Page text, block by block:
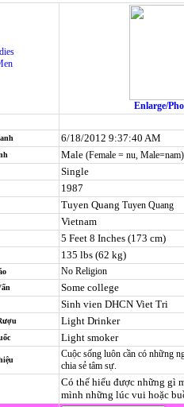
Enlarge/
6/18/2012 9:37:40 AM
Male (Female = nu, Male=nam)
Single
1987
Tuyen Quang Tuyen Quang
Vietnam
5 Feet 8 Inches (173 cm)
135 lbs (62 kg)
No Religion
Some college
Sinh vien DHCN Viet Tri
Light Drinker
Light smoker
Cuộc sống luôn cần có những
chia sẻ tâm sự.
Có thể hiểu được những gì
mình những lúc vui hoặc